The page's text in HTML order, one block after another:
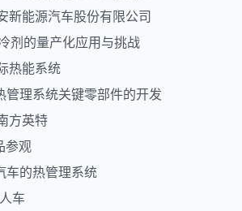
新能源汽车股份有限公司
剂的量产化应用与挑战
热能系统
理系统关键零部件的开发
方英特
参观
的热管理系统
车